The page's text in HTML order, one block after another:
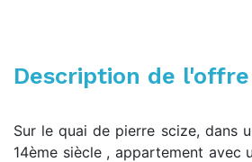
Description de l'offre
Sur le quai de pierre scize, dans
14ème siècle , appartement avec